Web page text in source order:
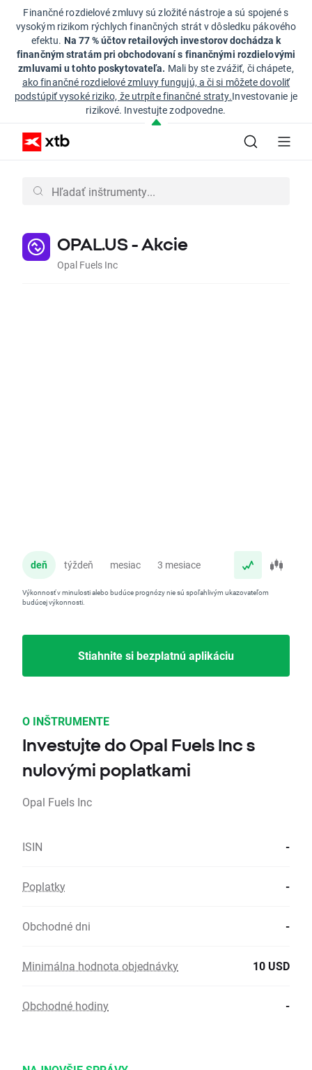
Finančné rozdielové zmluvy sú zložité nástroje a sú spojené s
vysokým rizikom rýchlych finančných strát v dôsledku pákového
efektu. Na 77 % účtov retailových investorov dochádza k
finančným stratám pri obchodovaní s finančnými rozdielovými
zmluvami u tohto poskytovateľa. Mali by ste zvážiť, či chápete,
ako finančné rozdielové zmluvy fungujú, a či si môžete dovoliť
podstúpiť vysoké riziko, že utrpíte finančné straty.Investovanie je
rizikové. Investujte zodpovedne.
OPAL.US - Akcie
Opal Fuels Inc
deň týždeň mesiac 3 mesiace
Výkonnosť v minulosti alebo budúce prognózy nie sú spoľahlivým ukazovateľom
budúcej výkonnosti.
Stiahnite si bezplatnú aplikáciu
O INŠTRUMENTE
Investujte do Opal Fuels Inc s
nulovými poplatkami
Opal Fuels Inc
ISIN -
Poplatky -
Obchodné dni -
Minimálna hodnota objednávky 10 USD
Obchodné hodiny -